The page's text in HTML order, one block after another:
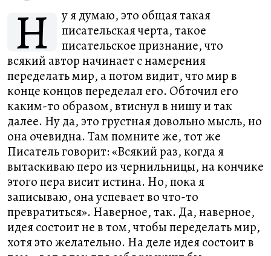
Н
у я думаю, это общая такая
писательская черта, такое
писательское признание, что
всякий автор начинает с намерения
переделать мир, а потом видит, что мир в
конце концов переделал его. Обточил его
каким-то образом, втиснул в нишу и так
далее. Ну да, это грустная довольно мысль, но
она очевидна. Там помните же, тот же
Писатель говорит: «Всякий раз, когда я
вытаскиваю перо из чернильницы, на кончике
этого пера висит истина. Но, пока я
записываю, она успевает во что-то
превратиться». Наверное, так. Да, наверное,
идея состоит не в том, чтобы переделать мир,
хотя это желательно. На деле идея состоит в